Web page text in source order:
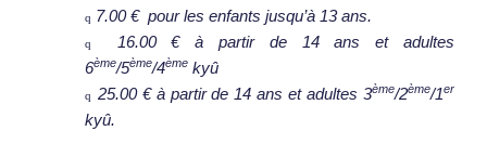
q 7.00 € pour les enfants jusqu’à 13 ans.
q
16.00 € à partir de 14 ans et adultes
6ème/5ème/4ème kyû
q 25.00 € à partir de 14 ans et adultes 3ème/2ème/1er
kyû.